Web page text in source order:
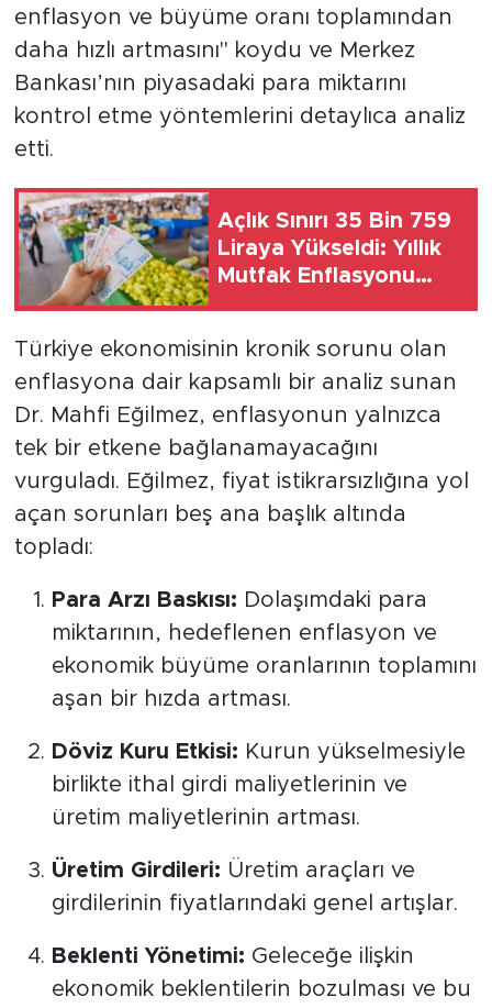
enflasyon ve büyüme oranı toplamından
daha hızlı artmasını" koydu ve Merkez
Bankası’nın piyasadaki para miktarını
kontrol etme yöntemlerini detaylıca analiz
etti.
Açlık Sınırı 35 Bin 759
Liraya Yükseldi: Yıllık
Mutfak Enflasyonu
Türkiye ekonomisinin kronik sorunu olan
enflasyona dair kapsamlı bir analiz sunan
Dr. Mahfi Eğilmez, enflasyonun yalnızca
tek bir etkene bağlanamayacağını
vurguladı. Eğilmez, fiyat istikrarsızlığına yol
açan sorunları beş ana başlık altında
topladı:
Para Arzı Baskısı: Dolaşımdaki para
miktarının, hedeflenen enflasyon ve
ekonomik büyüme oranlarının toplamını
aşan bir hızda artması.
Döviz Kuru Etkisi: Kurun yükselmesiyle
birlikte ithal girdi maliyetlerinin ve
üretim maliyetlerinin artması.
Üretim Girdileri: Üretim araçları ve
girdilerinin fiyatlarındaki genel artışlar.
Beklenti Yönetimi: Geleceğe ilişkin
ekonomik beklentilerin bozulması ve bu
TARİHTEN GÜNÜMÜZE
TARİH
SAĞLIK
SİYASET
MEDYA KÖŞESİ
FOTO GALERİ
VİDEOLAR
ALINTI YAZARLAR